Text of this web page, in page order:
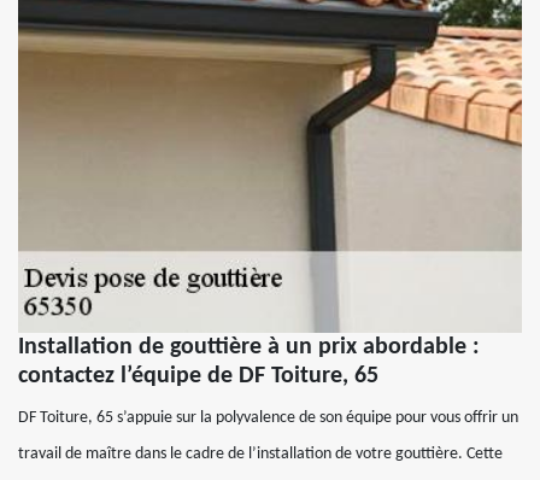
Installation de gouttière à un prix abordable :
contactez l’équipe de DF Toiture, 65
DF Toiture, 65 s’appuie sur la polyvalence de son équipe pour vous offrir un
travail de maître dans le cadre de l’installation de votre gouttière. Cette